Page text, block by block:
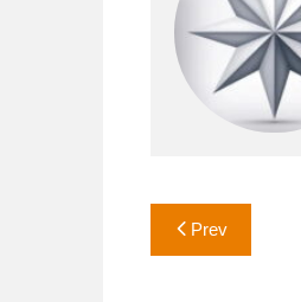
Yazı
gezinmesi
Prev